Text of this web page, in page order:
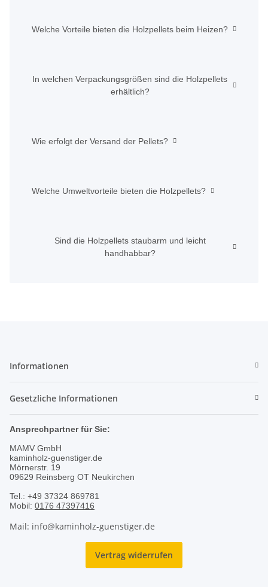
Welche Vorteile bieten die Holzpellets beim Heizen?
In welchen Verpackungsgrößen sind die Holzpellets
erhältlich?
Wie erfolgt der Versand der Pellets?
Welche Umweltvorteile bieten die Holzpellets?
Sind die Holzpellets staubarm und leicht
handhabbar?
Informationen
Gesetzliche Informationen
Ansprechpartner für Sie:
MAMV GmbH
kaminholz-guenstiger.de
Mörnerstr. 19
09629 Reinsberg OT Neukirchen
Tel.: +49 37324 869781
Mobil: 0176 47397416
Mail: info@kaminholz-guenstiger.de
Vertrag widerrufen